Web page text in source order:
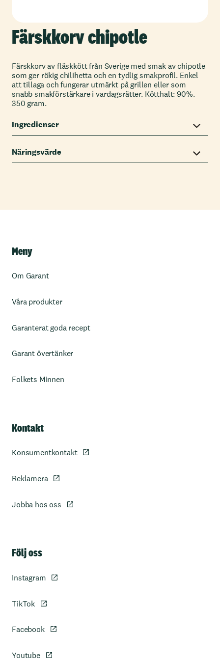
Färskkorv chipotle
Färskkorv av fläskkött från Sverige med smak av chipotle
som ger rökig chilihetta och en tydlig smakprofil. Enkel
att tillaga och fungerar utmärkt på grillen eller som
snabb smakförstärkare i vardagsrätter. Kötthalt: 90%.
350 gram.
Ingredienser
Näringsvärde
Meny
Om Garant
Våra produkter
Garanterat goda recept
Garant övertänker
Folkets Minnen
Kontakt
Konsumentkontakt
Reklamera
Jobba hos oss
Följ oss
Instagram
TikTok
Facebook
Youtube